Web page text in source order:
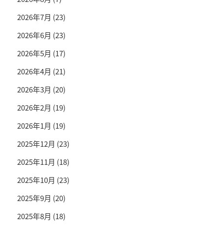
2026年7月 (23)
2026年6月 (23)
2026年5月 (17)
2026年4月 (21)
2026年3月 (20)
2026年2月 (19)
2026年1月 (19)
2025年12月 (23)
2025年11月 (18)
2025年10月 (23)
2025年9月 (20)
2025年8月 (18)